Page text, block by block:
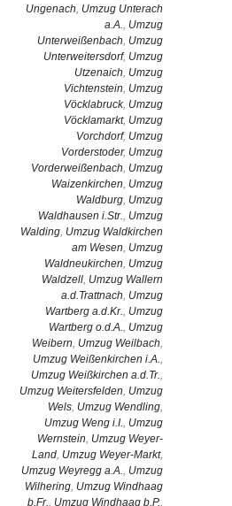
Ungenach, Umzug Unterach
a.A., Umzug
Unterweißenbach, Umzug
Unterweitersdorf, Umzug
Utzenaich, Umzug
Vichtenstein, Umzug
Vöcklabruck, Umzug
Vöcklamarkt, Umzug
Vorchdorf, Umzug
Vorderstoder, Umzug
Vorderweißenbach, Umzug
Waizenkirchen, Umzug
Waldburg, Umzug
Waldhausen i.Str., Umzug
Walding, Umzug Waldkirchen
am Wesen, Umzug
Waldneukirchen, Umzug
Waldzell, Umzug Wallern
a.d.Trattnach, Umzug
Wartberg a.d.Kr., Umzug
Wartberg o.d.A., Umzug
Weibern, Umzug Weilbach,
Umzug Weißenkirchen i.A.,
Umzug Weißkirchen a.d.Tr.,
Umzug Weitersfelden, Umzug
Wels, Umzug Wendling,
Umzug Weng i.I., Umzug
Wernstein, Umzug Weyer-
Land, Umzug Weyer-Markt,
Umzug Weyregg a.A., Umzug
Wilhering, Umzug Windhaag
b.Fr., Umzug Windhaag b.P.,